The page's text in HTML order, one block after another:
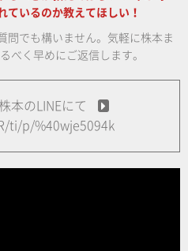
ているのか教えてほしい！
問でも構いません。気軽に株本ま
べく早めにご返信します。
本のLINEにて
ti/p/%40wje5094k